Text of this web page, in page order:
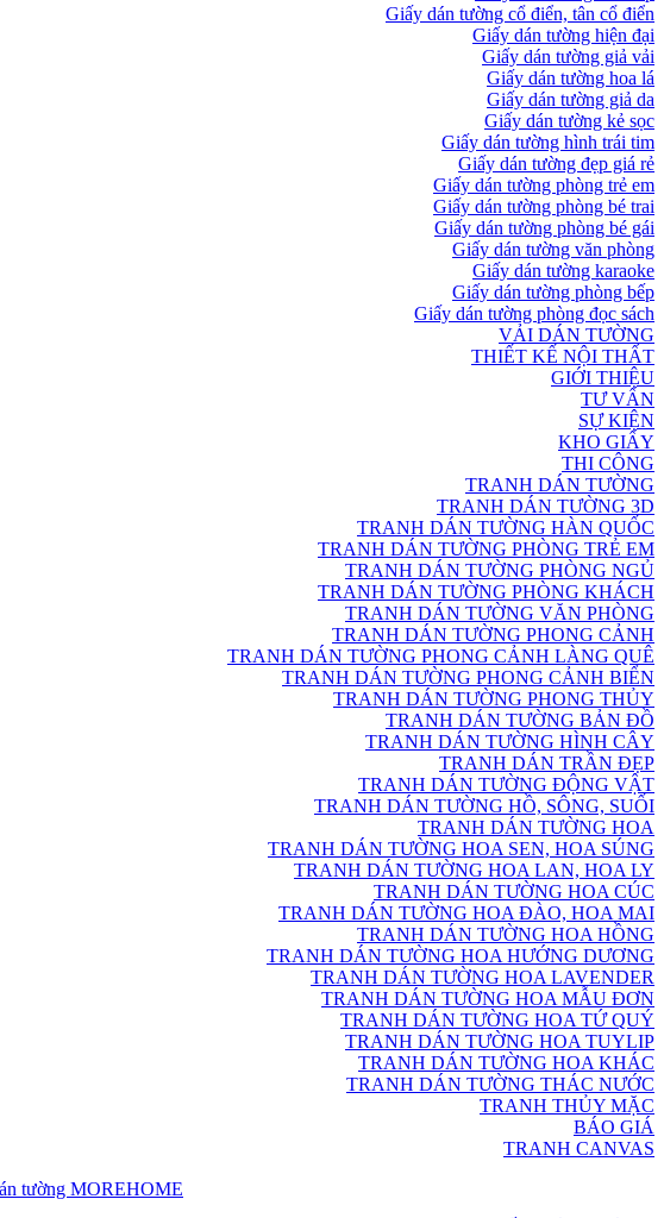
Giấy dán tường cổ điển, tân cổ điển
Giấy dán tường hiện đại
Giấy dán tường giả vải
Giấy dán tường hoa lá
Giấy dán tường giả da
Giấy dán tường kẻ sọc
Giấy dán tường hình trái tim
Giấy dán tường đẹp giá rẻ
Giấy dán tường phòng trẻ em
Giấy dán tường phòng bé trai
Giấy dán tường phòng bé gái
Giấy dán tường văn phòng
Giấy dán tường karaoke
Giấy dán tường phòng bếp
Giấy dán tường phòng đọc sách
VẢI DÁN TƯỜNG
THIẾT KẾ NỘI THẤT
GIỚI THIỆU
TƯ VẤN
SỰ KIỆN
KHO GIẤY
THI CÔNG
TRANH DÁN TƯỜNG
TRANH DÁN TƯỜNG 3D
TRANH DÁN TƯỜNG HÀN QUỐC
TRANH DÁN TƯỜNG PHÒNG TRẺ EM
TRANH DÁN TƯỜNG PHÒNG NGỦ
TRANH DÁN TƯỜNG PHÒNG KHÁCH
TRANH DÁN TƯỜNG VĂN PHÒNG
TRANH DÁN TƯỜNG PHONG CẢNH
TRANH DÁN TƯỜNG PHONG CẢNH LÀNG QUÊ
TRANH DÁN TƯỜNG PHONG CẢNH BIỂN
TRANH DÁN TƯỜNG PHONG THỦY
TRANH DÁN TƯỜNG BẢN ĐỒ
TRANH DÁN TƯỜNG HÌNH CÂY
TRANH DÁN TRẦN ĐẸP
TRANH DÁN TƯỜNG ĐỘNG VẬT
TRANH DÁN TƯỜNG HỒ, SÔNG, SUỐI
TRANH DÁN TƯỜNG HOA
TRANH DÁN TƯỜNG HOA SEN, HOA SÚNG
TRANH DÁN TƯỜNG HOA LAN, HOA LY
TRANH DÁN TƯỜNG HOA CÚC
TRANH DÁN TƯỜNG HOA ĐÀO, HOA MAI
TRANH DÁN TƯỜNG HOA HỒNG
TRANH DÁN TƯỜNG HOA HƯỚNG DƯƠNG
TRANH DÁN TƯỜNG HOA LAVENDER
TRANH DÁN TƯỜNG HOA MẪU ĐƠN
TRANH DÁN TƯỜNG HOA TỨ QUÝ
TRANH DÁN TƯỜNG HOA TUYLIP
TRANH DÁN TƯỜNG HOA KHÁC
TRANH DÁN TƯỜNG THÁC NƯỚC
TRANH THỦY MẶC
BÁO GIÁ
TRANH CANVAS